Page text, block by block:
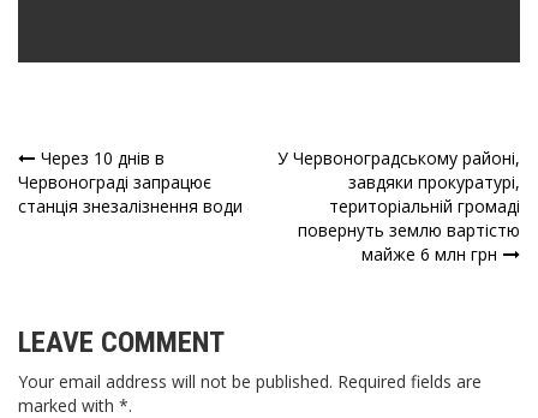
Навігація
записів
Через 10 днів в
Червонограді запрацює
станція знезалізнення води
У Червоноградському районі,
завдяки прокуратурі,
територіальній громаді
повернуть землю вартістю
майже 6 млн грн
LEAVE COMMENT
Your email address will not be published. Required fields are
marked with *.